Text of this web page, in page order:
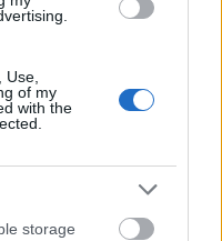
of my
with the
storage